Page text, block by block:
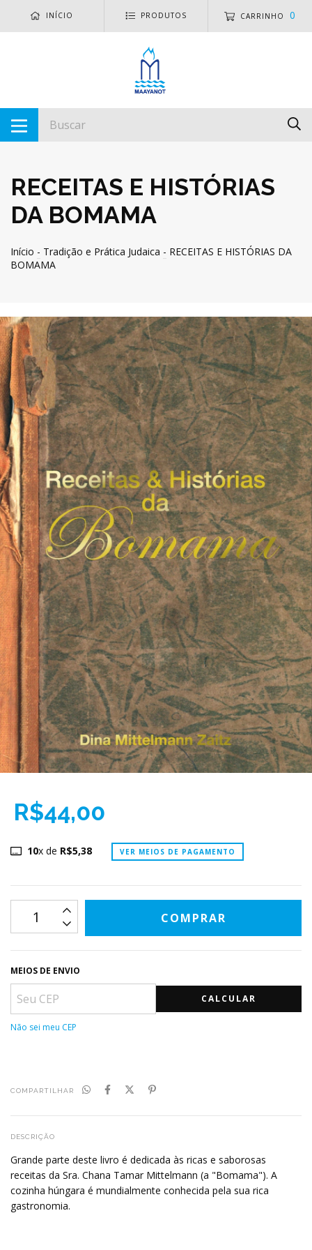
INÍCIO PRODUTOS CARRINHO 0
RECEITAS E HISTÓRIAS
DA BOMAMA
Início - Tradição e Prática Judaica - RECEITAS E HISTÓRIAS DA
BOMAMA
R$44,00
10x de R$5,38 VER MEIOS DE PAGAMENTO
MEIOS DE ENVIO
CALCULAR
Não sei meu CEP
COMPARTILHAR
DESCRIÇÃO
Grande parte deste livro é dedicada às ricas e saborosas
receitas da Sra. Chana Tamar Mittelmann (a "Bomama"). A
cozinha húngara é mundialmente conhecida pela sua rica
gastronomia.